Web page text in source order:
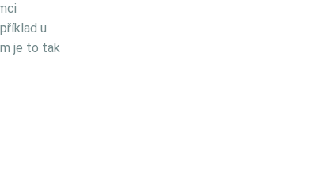
u
je to tak